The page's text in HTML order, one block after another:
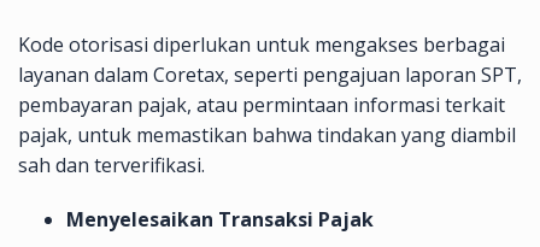
Kode otorisasi diperlukan untuk mengakses berbagai
layanan dalam Coretax, seperti pengajuan laporan SPT,
pembayaran pajak, atau permintaan informasi terkait
pajak, untuk memastikan bahwa tindakan yang diambil
sah dan terverifikasi.
Menyelesaikan Transaksi Pajak